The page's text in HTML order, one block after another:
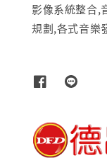
影像系統整合,
規劃,各式音樂